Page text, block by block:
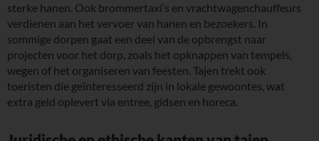
sterke hanen. Ook brommertaxi’s en vrachtwagenchauffeurs
verdienen aan het vervoer van hanen en bezoekers. In
sommige dorpen gaat een deel van de opbrengst naar
projecten voor het dorp, zoals het opknappen van tempels,
wegen of het organiseren van feesten. Tajen trekt ook
toeristen die geïnteresseerd zijn in lokale gewoontes, wat
extra geld oplevert via entree, gidsen en horeca.